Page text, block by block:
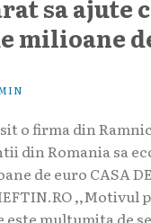
sa
milioane
o firma din
din Romania sa
de euro CASA
,,Motivul
este multumita de